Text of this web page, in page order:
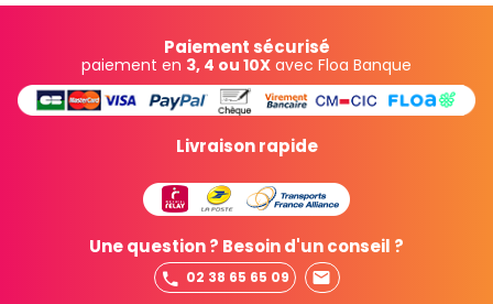
Paiement sécurisé
paiement en 3, 4 ou 10X avec Floa Banque
Livraison rapide
Une question ? Besoin d'un conseil ?
02 38 65 65 09